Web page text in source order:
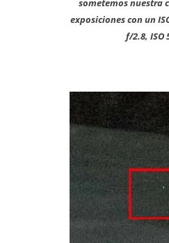
exposiciones con un
f/2.8, ISO